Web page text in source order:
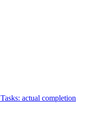
Tasks: actual completion